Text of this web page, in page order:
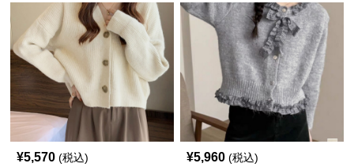
¥5,570 (税込) ¥5,960 (税込)